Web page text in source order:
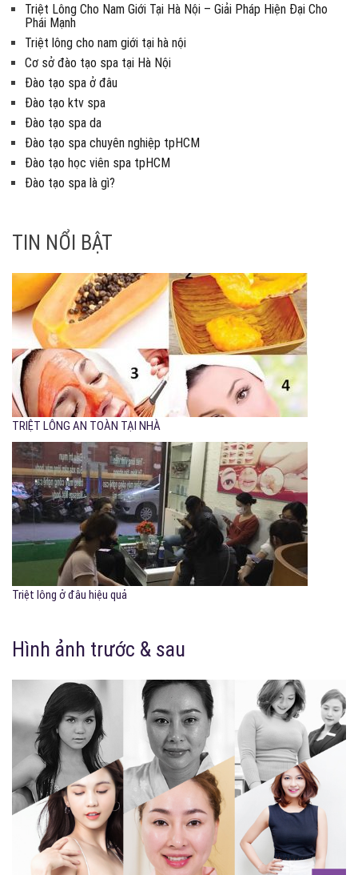
Triệt Lông Cho Nam Giới Tại Hà Nội – Giải Pháp Hiện Đại Cho
Phái Mạnh
Triệt lông cho nam giới tại hà nội
Cơ sở đào tạo spa tại Hà Nội
Đào tạo spa ở đâu
Đào tạo ktv spa
Đào tạo spa da
Đào tạo spa chuyên nghiệp tpHCM
Đào tạo học viên spa tpHCM
Đào tạo spa là gì?
TIN NỔI BẬT
TRIỆT LÔNG AN TOÀN TẠI NHÀ
Triệt lông ở đâu hiệu quả
Hình ảnh trước & sau